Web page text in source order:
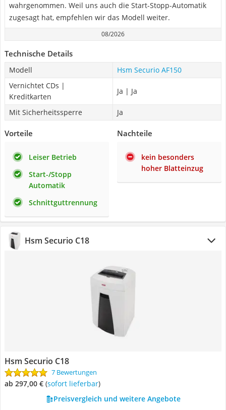
wahrgenommen. Weil uns auch die Start-Stopp-Automatik
zugesagt hat, empfehlen wir das Modell weiter.
08/2026
Technische Details
Modell
Hsm Securio AF150
Vernichtet CDs |
Kreditkarten
Ja | Ja
Mit Sicherheitssperre Ja
Vorteile
Leiser Betrieb
Start-/Stopp
Automatik
Schnittguttrennung
Nachteile
kein besonders
hoher Blatteinzug
Hsm Securio C18
Hsm Securio C18
7 Bewertungen
ab 297,00 € ( Sofort lieferbar)
Preisvergleich und weitere Angebote